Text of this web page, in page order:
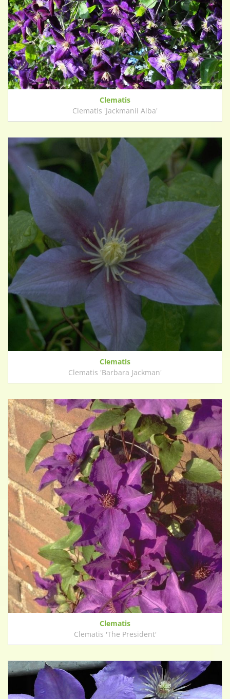
Clematis
Clematis 'Jackmanii Alba'
Clematis
Clematis 'Barbara Jackman'
Clematis
Clematis 'The President'